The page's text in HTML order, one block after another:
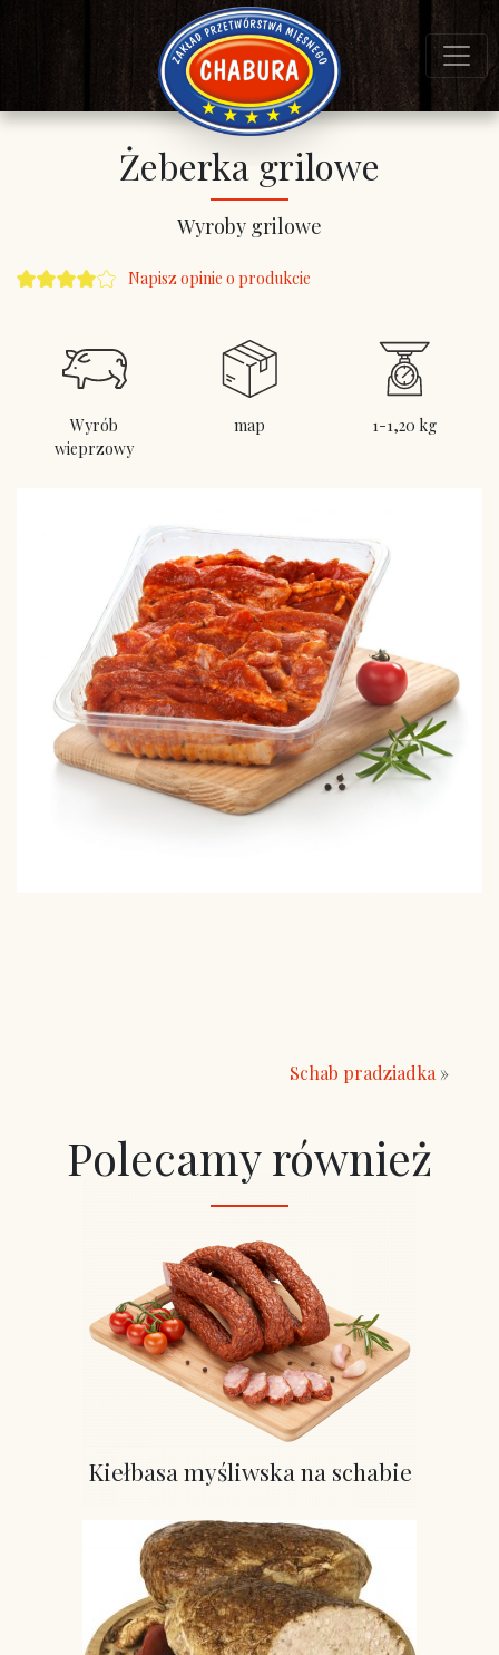
Żeberka grilowe
Wyroby grilowe
Napisz opinie o produkcie
Wyrób
wieprzowy
map 1-1,20 kg
Schab pradziadka»
Polecamy również
Kiełbasa myśliwska na schabie